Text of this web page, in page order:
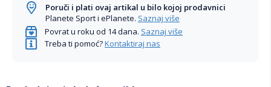
Poruči i plati ovaj artikal u bilo kojoj prodavnici
Planete Sport i ePlanete. Saznaj više
Povrat u roku od 14 dana. Saznaj više
Treba ti pomoć?Kontaktiraj nas